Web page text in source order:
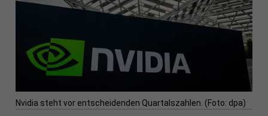
Nvidia steht vor entscheidenden Quartalszahlen. (Foto: dpa)